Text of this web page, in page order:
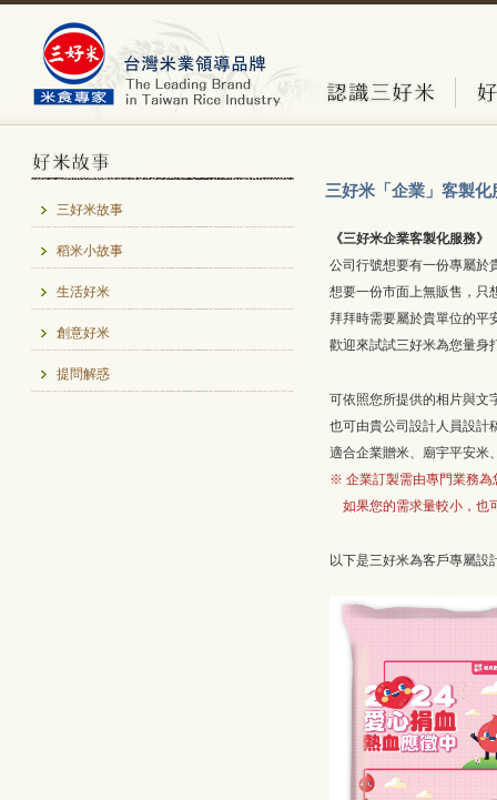
三好米故事
稻米小故事
生活好米
創意好米
提問解惑
三好米「企業」客製化
《三好米企業客製化服務》
公司行號想要有一份專屬於
想要一份市面上無販售，只
拜拜時需要屬於貴單位的平
歡迎來試試三好米為您量身
可依照您所提供的相片與文
也可由貴公司設計人員設計
適合企業贈米、廟宇平安米
※ 企業訂製需由專門業務為
如果您的需求量較小，也
以下是三好米為客戶專屬設